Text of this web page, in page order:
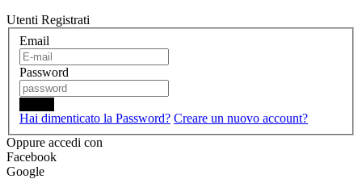
Utenti Registrati
Email
Password
Hai dimenticato la Password? Creare un nuovo account?
Oppure accedi con
Facebook
Google